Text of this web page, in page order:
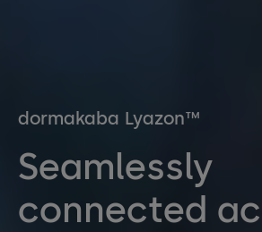
dormakaba Lyazon™
Seamlessly
connected